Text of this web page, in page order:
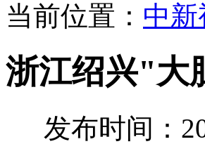
当前位置： 中新
浙江绍兴"大
发布时间：